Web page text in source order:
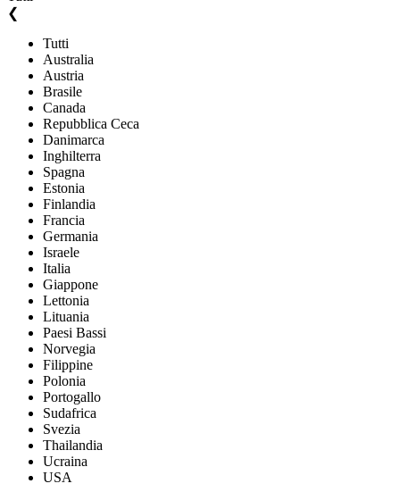
❮
Tutti
Australia
Austria
Brasile
Canada
Repubblica Ceca
Danimarca
Inghilterra
Spagna
Estonia
Finlandia
Francia
Germania
Israele
Italia
Giappone
Lettonia
Lituania
Paesi Bassi
Norvegia
Filippine
Polonia
Portogallo
Sudafrica
Svezia
Thailandia
Ucraina
USA